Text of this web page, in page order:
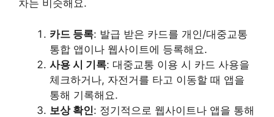
차는 비슷해요.
카드 등록: 발급 받은 카드를 개인/대중교통
통합 앱이나 웹사이트에 등록해요.
사용 시 기록: 대중교통 이용 시 카드 사용을
체크하거나, 자전거를 타고 이동할 때 앱을
통해 기록해요.
보상 확인: 정기적으로 웹사이트나 앱을 통해